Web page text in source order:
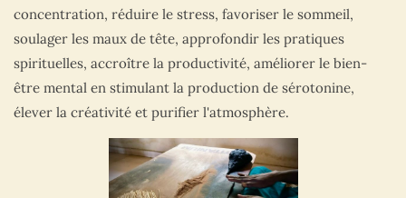
concentration, réduire le stress, favoriser le sommeil,
soulager les maux de tête, approfondir les pratiques
spirituelles, accroître la productivité, améliorer le bien-
être mental en stimulant la production de sérotonine,
élever la créativité et purifier l'atmosphère.